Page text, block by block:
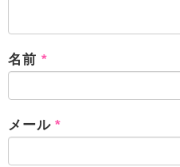
名前 *
メール*